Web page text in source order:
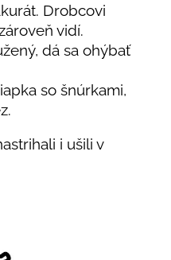
Drobcovi
vidí.
dá sa ohýbať
so šnúrkami,
i ušili v